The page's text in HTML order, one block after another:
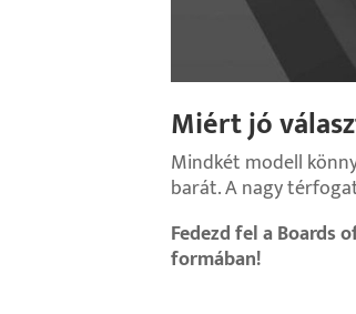
Miért jó
Mindkét modell
barát. A nagy
Fedezd fel a Boards
formában!